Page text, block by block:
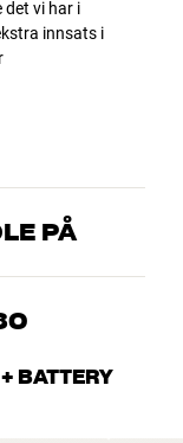
det vi har i
innsats i
PÅ
produktene og
som passer
og TV er
år. Det er bra
BATTERY